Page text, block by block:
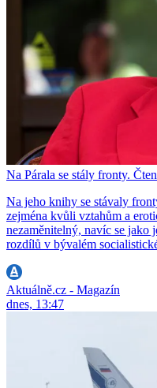
Na Párala se stály fronty.
Na jeho knihy se stávaly
zejména kvůli vztahům a
nezaměnitelný, navíc se jako
rozdílů v bývalém
Aktuálně.cz - Magazín
dnes, 13:47